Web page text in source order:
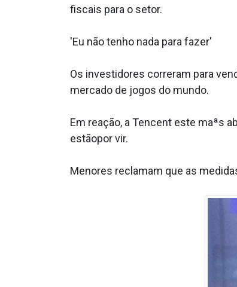
fiscais para o setor.
'Eu não tenho nada para fazer'
Os investidores correram para
mercado de jogos do mundo.
Em reação, a Tencent este maªs
estãopor vir.
Menores reclamam que as